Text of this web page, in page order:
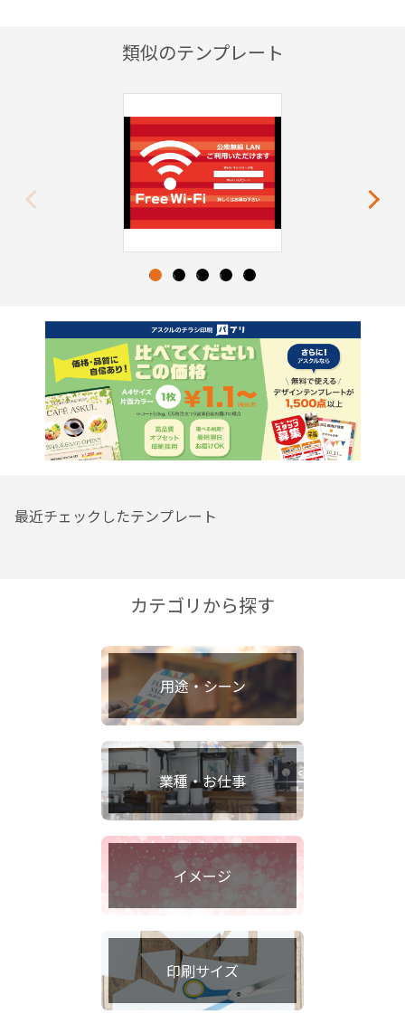
類似のテンプレート
Next
1 2 3 4 5
最近チェックしたテンプレート
カテゴリから探す
用途・シーン
業種・お仕事
イメージ
印刷サイズ